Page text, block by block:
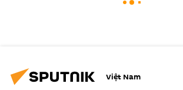
Việt Nam